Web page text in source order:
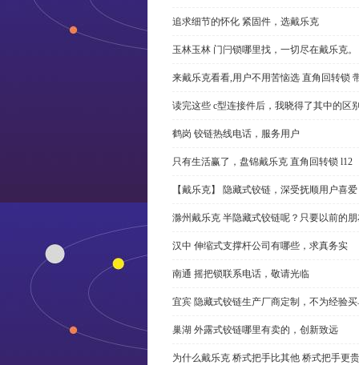
追求细节的怀化 紧固件，选戴乐克
玉林玉林 门闩锁哪里找，一切尽在戴乐克。
来戴乐克看看,用户不用苦恼选 直角回转锁
读完这些 c型连接件后，我晓得了其中的区
鹤岗 铰链热线电话，服务用户
只有生活赢了，盘锦戴乐克 直角回转锁 l12
【戴乐克】 隐藏式铰链，深受抚顺用户喜
滁州戴乐克 半隐藏式铰链呢？只要以前的
汉中 伸缩式支撑杆公司有哪些，求真务实
南通 摇把锁联系电话，敬请光临
宜宾 隐藏式铰链生产厂商定制，不为经验
巢湖 外露式铰链哪里有卖的，创新致远
为什么戴乐克 桥式把手比其他 桥式把手更